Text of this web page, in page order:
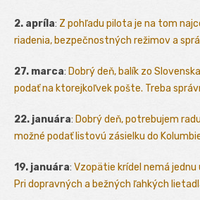
2. apríla: Z pohľadu pilota je na tom
riadenia, bezpečnostných režimov a
27. marca: Dobrý deň, balík zo
podať na ktorejkoľvek pošte. Treba
22. januára: Dobrý deň, potrebujem
možné podať listovú zásielku do
19. januára: Vzopätie krídel nemá
Pri dopravných a bežných ľahkých